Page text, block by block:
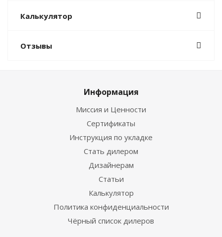
Калькулятор
Отзывы
Информация
Миссия и Ценности
Сертификаты
Инструкция по укладке
Стать дилером
Дизайнерам
Статьи
Калькулятор
Политика конфиденциальности
Чёрный список дилеров